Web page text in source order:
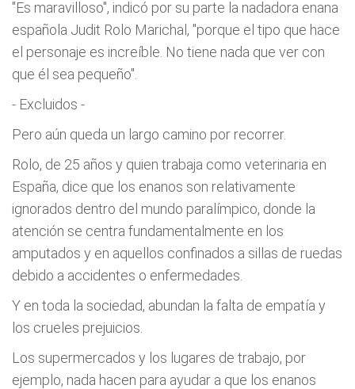
"Es maravilloso", indicó por su parte la nadadora enana
española Judit Rolo Marichal, "porque el tipo que hace
el personaje es increíble. No tiene nada que ver con
que él sea pequeño".
- Excluidos -
Pero aún queda un largo camino por recorrer.
Rolo, de 25 años y quien trabaja como veterinaria en
España, dice que los enanos son relativamente
ignorados dentro del mundo paralímpico, donde la
atención se centra fundamentalmente en los
amputados y en aquellos confinados a sillas de ruedas
debido a accidentes o enfermedades.
Y en toda la sociedad, abundan la falta de empatía y
los crueles prejuicios.
Los supermercados y los lugares de trabajo, por
ejemplo, nada hacen para ayudar a que los enanos